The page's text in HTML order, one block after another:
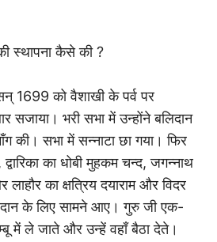
स्थापना कैसे की ?
1699 को वैशाखी के पर्व पर
सजाया। भरी सभा में उन्होंने बलिदान
की। सभा में सन्नाटा छा गया। फिर
द्वारिका का धोबी मुहकम चन्द, जगन्नाथ
लाहौर का क्षत्रिय दयाराम और विदर
के लिए सामने आए। गुरु जी एक-
में ले जाते और उन्हें वहाँ बैठा देते।